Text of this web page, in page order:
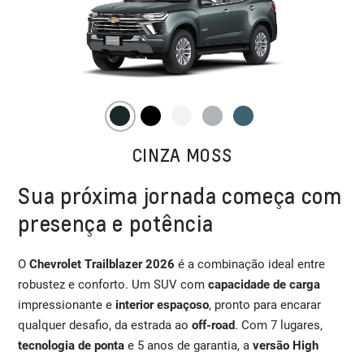
CINZA MOSS
Sua próxima jornada começa com
presença e potência
OChevrolet Trailblazer 2026 é a combinação ideal entre
robustez e conforto. Um SUV comcapacidade de carga
impressionante e interior espaçoso, pronto para encarar
qualquer desafio, da estrada aooff-road. Com 7 lugares,
tecnologia de ponta e 5 anos de garantia, aversão High